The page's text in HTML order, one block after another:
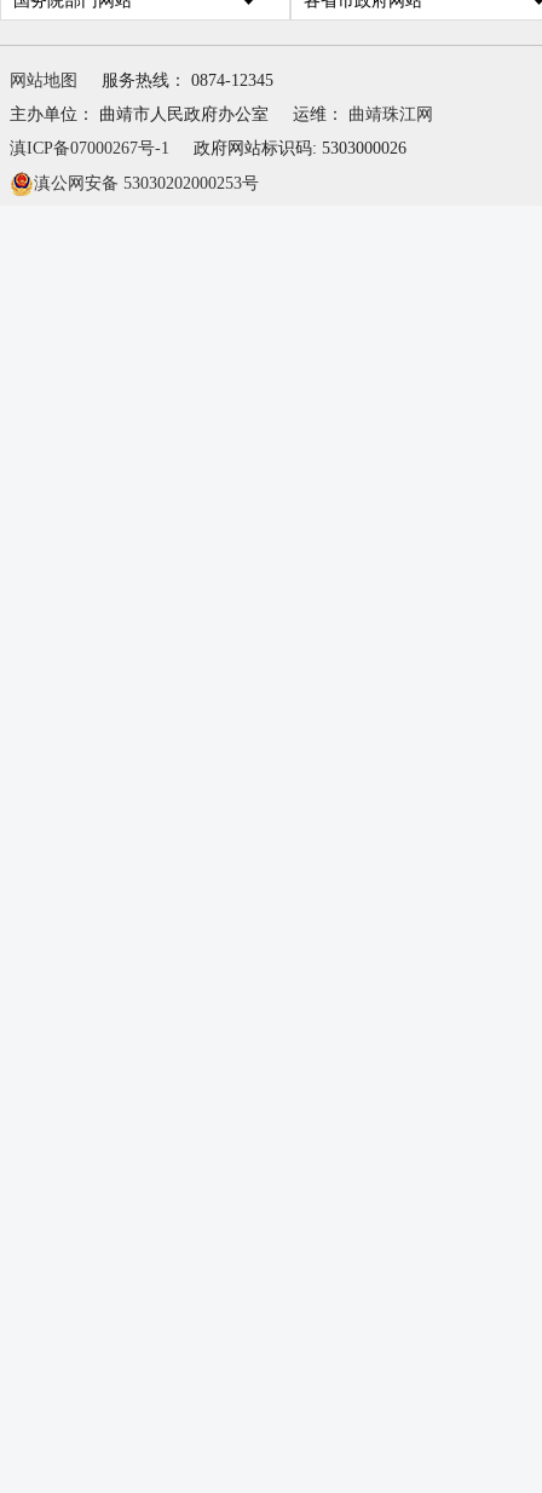
网站地图
服务热线： 0874-12345
主办单位： 曲靖市人民政府办公室
运维： 曲靖珠江网
滇ICP备07000267号-1
政府网站标识码: 5303000026
滇公网安备 53030202000253号